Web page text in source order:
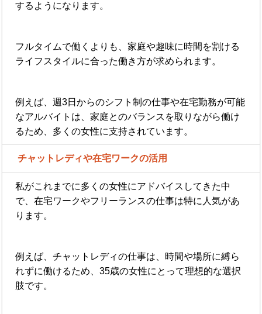
するようになります。
フルタイムで働くよりも、家庭や趣味に時間を割ける
ライフスタイルに合った働き方が求められます。
例えば、週3日からのシフト制の仕事や在宅勤務が可能
なアルバイトは、家庭とのバランスを取りながら働け
るため、多くの女性に支持されています。
チャットレディや在宅ワークの活用
私がこれまでに多くの女性にアドバイスしてきた中
で、在宅ワークやフリーランスの仕事は特に人気があ
ります。
例えば、チャットレディの仕事は、時間や場所に縛ら
れずに働けるため、35歳の女性にとって理想的な選択
肢です。